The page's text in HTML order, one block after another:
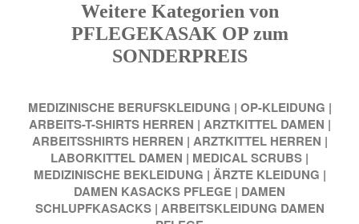
Weitere Kategorien von
PFLEGEKASAK OP zum
SONDERPREIS
MEDIZINISCHE BERUFSKLEIDUNG | OP-KLEIDUNG |
ARBEITS-T-SHIRTS HERREN | ARZTKITTEL DAMEN |
ARBEITSSHIRTS HERREN | ARZTKITTEL HERREN |
LABORKITTEL DAMEN | MEDICAL SCRUBS |
MEDIZINISCHE BEKLEIDUNG | ÄRZTE KLEIDUNG |
DAMEN KASACKS PFLEGE | DAMEN
SCHLUPFKASACKS | ARBEITSKLEIDUNG DAMEN